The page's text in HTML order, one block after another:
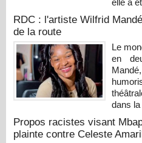
elle a
RDC : l'artiste Wilfrid
de la route
Le
en
dans la
Propos racistes visant
plainte contre Celeste